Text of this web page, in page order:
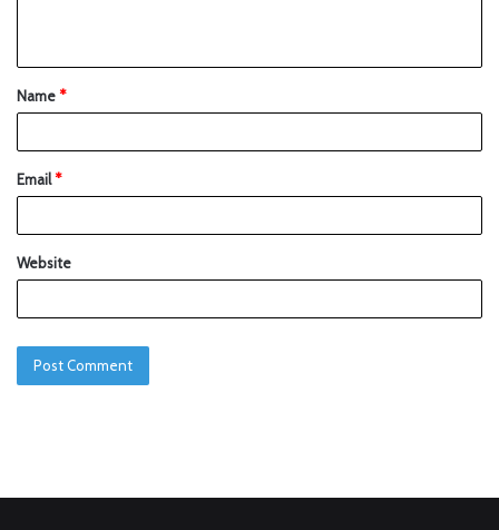
Name*
Email*
Website